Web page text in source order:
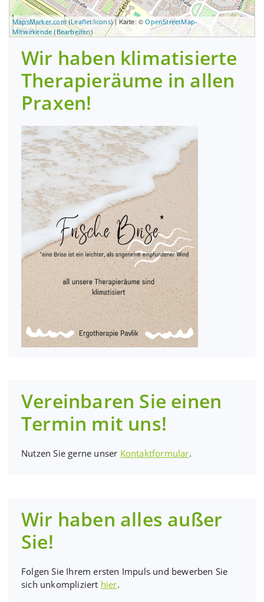
300 m
500 ft
MapsMarker.com(Leaflet/icons) | Karte: ©OpenStreetMap-
Mitwirkende(Bearbeiten)
Wir haben klimatisierte
Therapieräume in allen
Praxen!
Vereinbaren Sie einen
Termin mit uns!
Nutzen Sie gerne unser Kontaktformular.
Wir haben alles außer
Sie!
Folgen Sie Ihrem ersten Impuls und bewerben Sie
sich unkompliziert hier.